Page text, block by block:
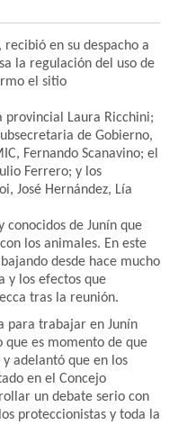
en su despacho a
la regulación del uso de
el sitio
Laura Ricchini;
de Gobierno,
Fernando Scanavino; el
Ferrero; y los
José Hernández, Lía
conocidos de Junín que
los animales. En este
desde hace mucho
y los efectos que
tras la reunión.
para trabajar en Junín
que es momento de que
y adelantó que en los
en el Concejo
un debate serio con
proteccionistas y toda la